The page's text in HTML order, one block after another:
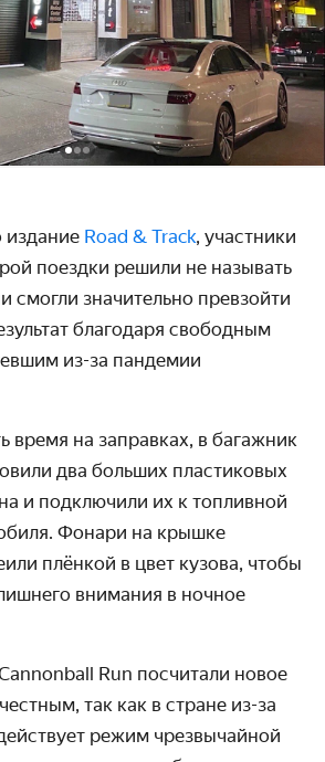
издание Road & Track, участники
поездки решили не называть
смогли значительно превзойти
благодаря свободным
из-за пандемии
время на заправках, в багажник
два больших пластиковых
и подключили их к топливной
Фонари на крышке
плёнкой в цвет кузова, чтобы
внимания в ночное
Run посчитали новое
так как в стране из-за
режим чрезвычайной